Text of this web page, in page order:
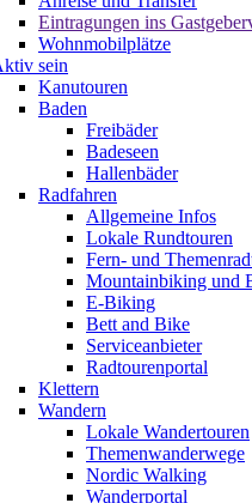
Eintragungen ins
Wohnmobilplätze
sein
Kanutouren
Baden
Freibäder
Badeseen
Hallenbäder
Radfahren
Allgemeine Infos
Lokale Rundtouren
Fern- und
Mountainbiking und
E-Biking
Bett and Bike
Serviceanbieter
Radtourenportal
Klettern
Wandern
Lokale Wandertouren
Themenwanderwege
Nordic Walking
Wanderportal